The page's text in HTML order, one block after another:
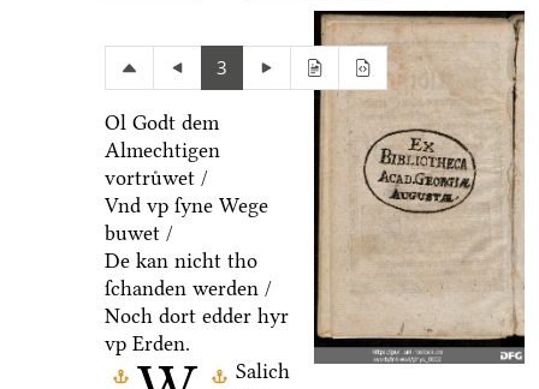
3
Ol Godt dem
Almechtigen
vortruͤwet /
Vnd vp ſyne Wege
buwet /
De kan nicht tho
ſchanden werden /
Noch dort edder hyr
vp Erden.
Salich